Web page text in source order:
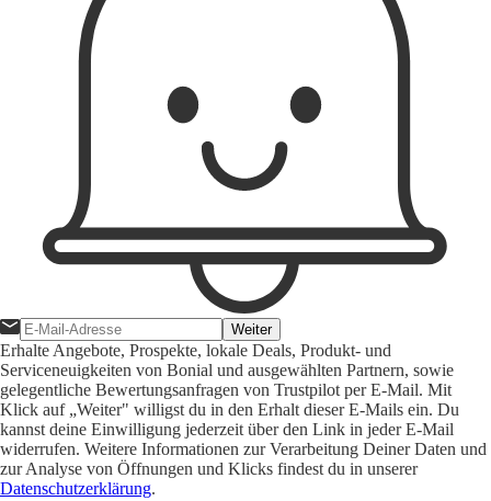
Weiter
Erhalte Angebote, Prospekte, lokale Deals, Produkt- und
Serviceneuigkeiten von Bonial und ausgewählten Partnern, sowie
gelegentliche Bewertungsanfragen von Trustpilot per E-Mail. Mit
Klick auf „Weiter" willigst du in den Erhalt dieser E-Mails ein. Du
kannst deine Einwilligung jederzeit über den Link in jeder E-Mail
widerrufen. Weitere Informationen zur Verarbeitung Deiner Daten und
zur Analyse von Öffnungen und Klicks findest du in unserer
Datenschutzerklärung.